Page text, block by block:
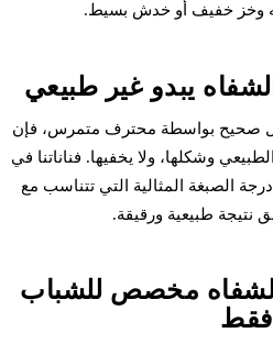
وخز خفيف أو خدش بسيط.
صحيح بواسطة محترف متمرس، فإن
وشكلها، ولا يخفيها. فناناتنا في
درجة الصبغة المثالية التي تتناسب مع
نتيجة طبيعية ورقيقة.
تلوين الشفاه مخصص للشباب
فقط